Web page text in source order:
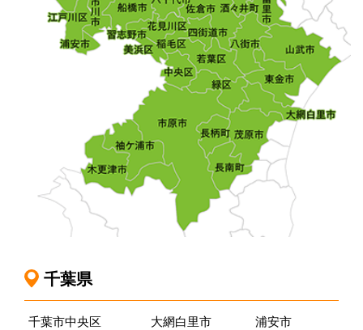
千葉県
千葉市中央区
大網白里市
浦安市